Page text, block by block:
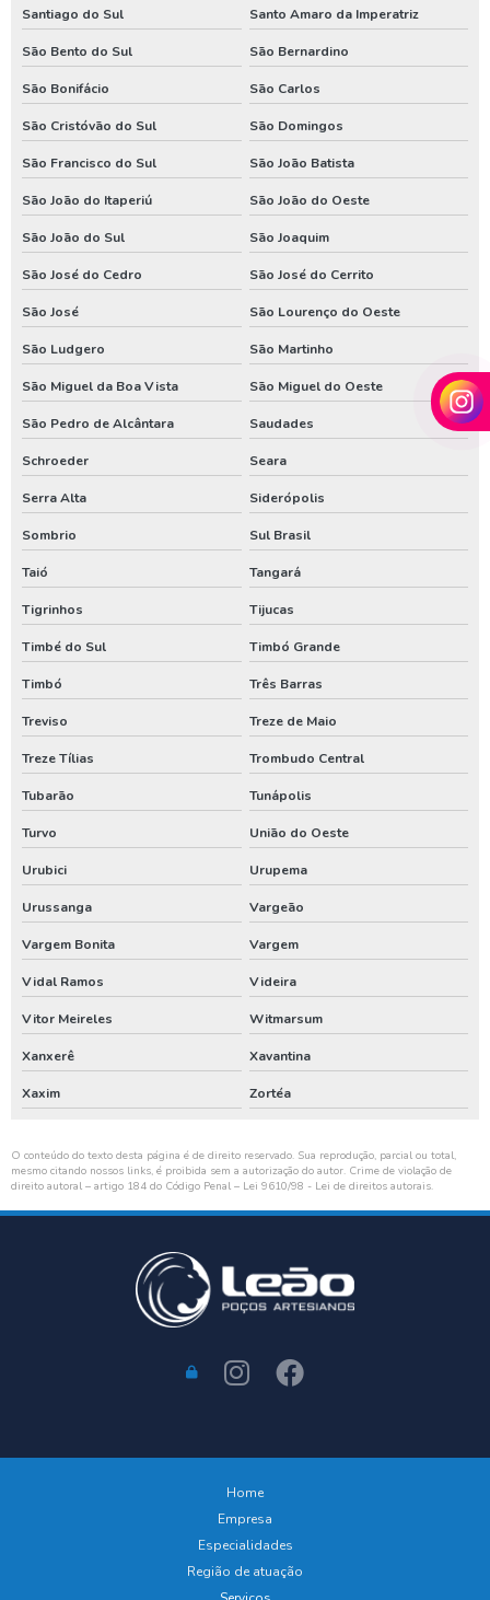
Manutenção de bomba submersa em santa catarina
Manutenção de bomba submersa no paraná
Perfurador de poço em santa catarina
Perfurador de poço no parana
Perfurador de poço no rio grande do sul
Perfuração de poço em santa catarina
Perfuração de poço no parana
Venda de poço artesiano no parana
Santiago do Sul Santo Amaro da Imperatriz
São Bento do Sul São Bernardino
São Bonifácio São Carlos
São Cristóvão do Sul São Domingos
São Francisco do Sul São João Batista
São João do Itaperiú São João do Oeste
São João do Sul São Joaquim
São José do Cedro São José do Cerrito
São José São Lourenço do Oeste
São Ludgero São Martinho
São Miguel da Boa Vista São Miguel do Oeste
São Pedro de Alcântara Saudades
Schroeder Seara
Serra Alta Siderópolis
Sombrio Sul Brasil
Taió Tangará
Tigrinhos Tijucas
Timbé do Sul Timbó Grande
Timbó Três Barras
Treviso Treze de Maio
Treze Tílias Trombudo Central
Tubarão Tunápolis
Turvo União do Oeste
Urubici Urupema
Urussanga Vargeão
Vargem Bonita Vargem
Vidal Ramos Videira
Vitor Meireles Witmarsum
Xanxerê Xavantina
Xaxim Zortéa
O conteúdo do texto desta página é de direito reservado. Sua reprodução, parcial ou total,
mesmo citando nossos links, é proibida sem a autorização do autor. Crime de violação de
direito autoral – artigo 184 do Código Penal – Lei 9610/98 - Lei de direitos autorais.
Home
Empresa
Especialidades
Região de atuação